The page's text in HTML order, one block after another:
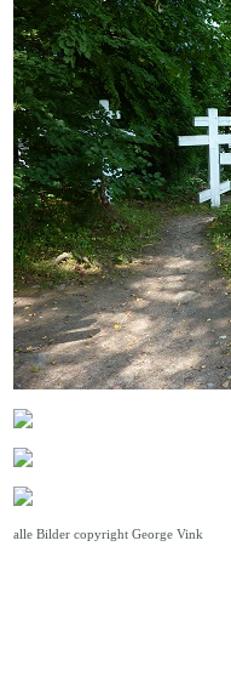
alle Bilder copyright George Vink